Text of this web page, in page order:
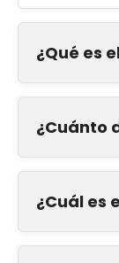
¿Qué es
¿Cuánto
¿Cuál es